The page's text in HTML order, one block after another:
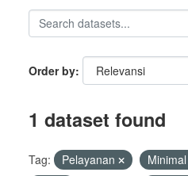
Order by
1 dataset found
Tag: Pelayanan Minimal